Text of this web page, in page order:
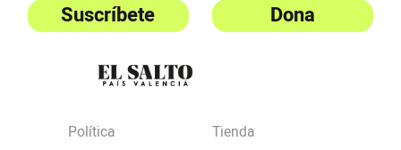
Suscríbete Dona
Política
Tienda